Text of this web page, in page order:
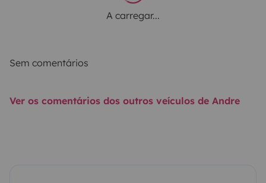
A carregar...
Sem comentários
Ver os comentários dos outros veículos de Andre